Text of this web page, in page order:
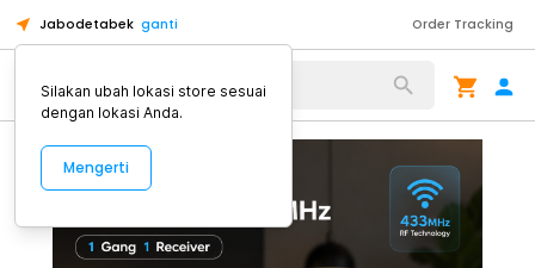
Jabodetabek ganti Order Tracking
Alat Kopi
Silakan ubah lokasi store sesuai
dengan lokasi Anda.
Mengerti